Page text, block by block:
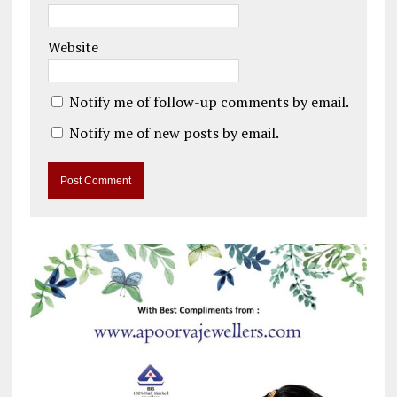
Website
Notify me of follow-up comments by email.
Notify me of new posts by email.
t
e
r